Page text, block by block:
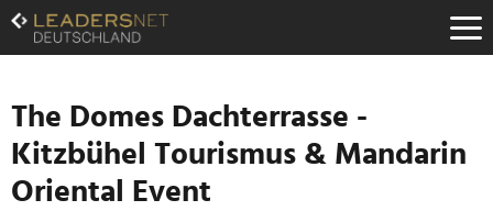
Zum
Inhalt
Zur
Navigation
Zur
Hauptnavigation
The Domes Dachterrasse -
Kitzbühel Tourismus & Mandarin
Oriental Event